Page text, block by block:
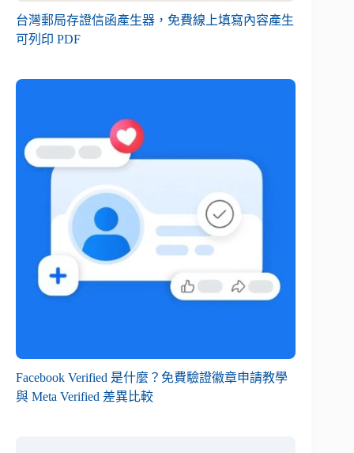
台灣郵局存證信函產生器，免費線上填寫內容產生
可列印 PDF
Facebook Verified 是什麼？免費驗證徽章申請教學
與 Meta Verified 差異比較